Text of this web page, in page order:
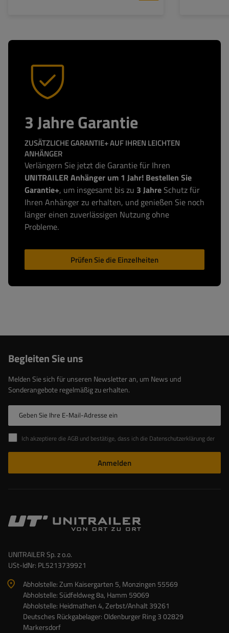
3 Jahre Garantie
ZUSÄTZLICHE GARANTIE+ AUF IHREN LEICHTEN
ANHÄNGER
Verlängern Sie jetzt die Garantie für Ihren
UNITRAILER Anhänger um 1 Jahr! Bestellen Sie
Garantie+, um insgesamt bis zu 3 Jahre Schutz für
Ihren Anhänger zu erhalten, und genießen Sie noch
länger einen zuverlässigen Nutzung ohne
Probleme.
Prüfen Sie die Einzelheiten
Begleiten Sie uns
Melden Sie sich für unseren Newsletter an, um News und
Sonderangebote regelmäßig zu erhalten.
Geben Sie Ihre E-Mail-Adresse ein
Ich akzeptiere die AGB und bestätige, dass ich die Datenschutzerklärung der Website zur Kenntnis genommen habe
Anmelden
UNITRAILER Sp. z o.o.
USt-IdNr: PL5213739921
Abholstelle: Zum Kaisergarten 5, Monzingen 55569
Abholstelle: Südfeldweg 8a, Hamm 59069
Abholstelle: Heidmathen 4, Zerbst/Anhalt 39261
Deutsches Rückgabelager: Oldenburger Ring 3 02829
Markersdorf